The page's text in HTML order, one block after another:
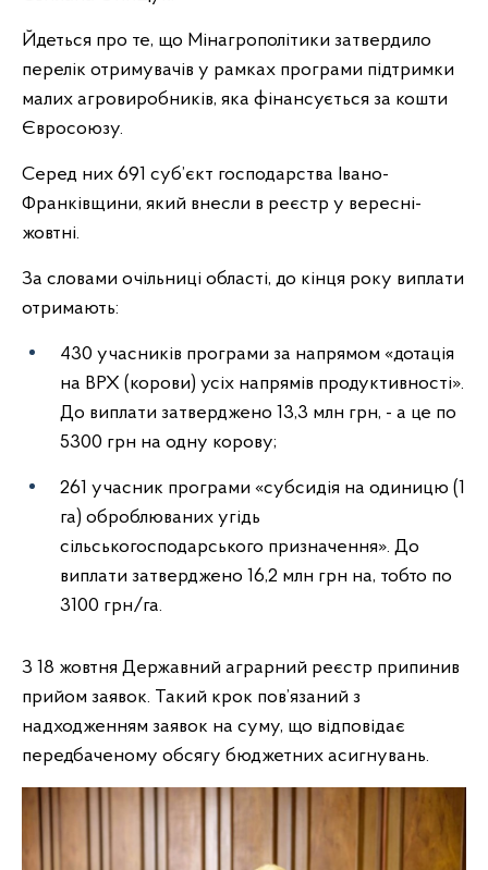
Йдеться про те, що Мінагрополітики затвердило
перелік отримувачів у рамках програми підтримки
малих агровиробників, яка фінансується за кошти
Євросоюзу.
Серед них 691 суб’єкт господарства Івано-
Франківщини, який внесли в реєстр у вересні-
жовтні.
За словами очільниці області, до кінця року виплати
отримають:
430 учасників програми за напрямом «дотація
на ВРХ (корови) усіх напрямів продуктивності».
До виплати затверджено 13,3 млн грн, - а це по
5300 грн на одну корову;
261 учасник програми «субсидія на одиницю (1
га) оброблюваних угідь
сільськогосподарського призначення». До
виплати затверджено 16,2 млн грн на, тобто по
3100 грн/га.
З 18 жовтня Державний аграрний реєстр припинив
прийом заявок. Такий крок пов’язаний з
надходженням заявок на суму, що відповідає
передбаченому обсягу бюджетних асигнувань.